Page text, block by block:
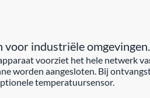
industriële omgevingen.
voorziet het hele netwerk
worden aangesloten. Bij
temperatuursensor.